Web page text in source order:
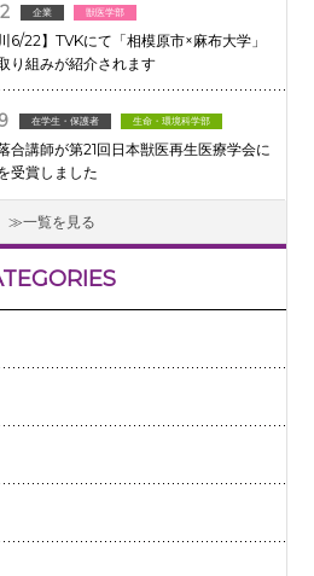
企業 獣医学部
6/22】TVKにて「相模原市×麻布大学」
り組みが紹介されます
在学生・保護者 生命・環境科学部
合講師が第21回日本獣医再生医療学会に
受賞しました
一覧を見る